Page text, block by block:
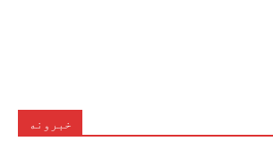
خبرونه